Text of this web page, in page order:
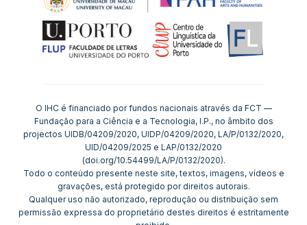
O IHC é financiado por fundos nacionais através da FCT —
Fundação para a Ciência e a Tecnologia, I.P., no âmbito dos
projectos UIDB/04209/2020, UIDP/04209/2020, LA/P/0132/2020,
UID/04209/2025 e LAP/0132/2020
(doi.org/10.54499/LA/P/0132/2020).
Todo o conteúdo presente neste site, textos, imagens, vídeos e
gravações, está protegido por direitos autorais.
Qualquer uso não autorizado, reprodução ou distribuição sem
permissão expressa do proprietário destes direitos é estritamente